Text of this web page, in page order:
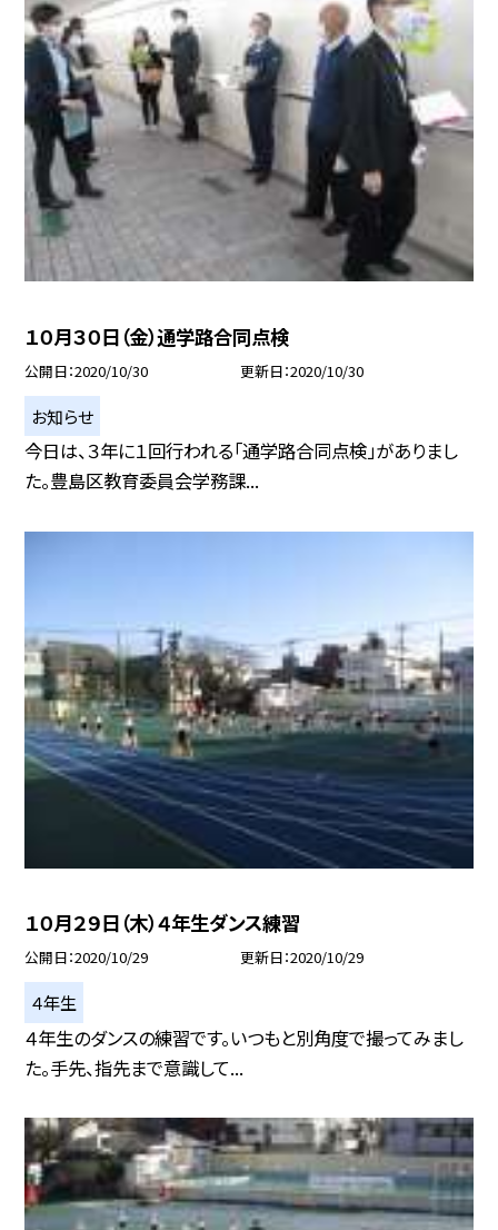
１０月３０日（金）通学路合同点検
公開日 2020/10/30 更新日 2020/10/30
お知らせ
今日は、３年に１回行われる「通学路合同点検」がありまし
た。豊島区教育委員会学務課...
１０月２９日（木）４年生ダンス練習
公開日 2020/10/29 更新日 2020/10/29
４年生
４年生のダンスの練習です。いつもと別角度で撮ってみまし
た。手先、指先まで意識して...